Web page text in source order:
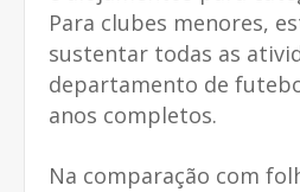
Para clubes menores,
sustentar todas as
departamento de
anos completos.
Na comparação com